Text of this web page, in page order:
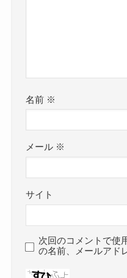
名前 ※
メール ※
サイト
次回のコメントで使
の名前、メールアド